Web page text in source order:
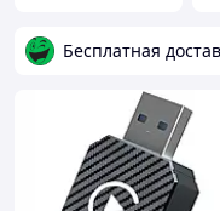
Бесплатная